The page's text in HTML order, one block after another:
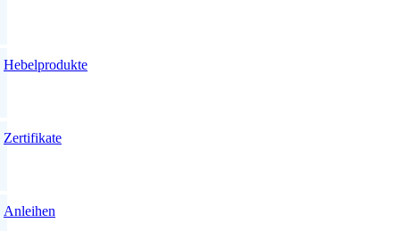
Hebelprodukte
Zertifikate
Anleihen